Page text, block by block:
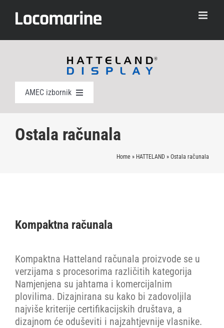
AMEC izbornik
Brošura
Ostala računala
Home » HATTELAND »Ostala računala
Kompaktna računala
Kompaktna Hatteland računala proizvode se u
verzijama s procesorima različitih kategorija
Namjenjena su jahtama i komercijalnim
plovilima. Dizajnirana su kako bi zadovoljila
najviše kriterije certifikacijskih društava, a
dizajnom će oduševiti i najzahtjevnije vlasnike.